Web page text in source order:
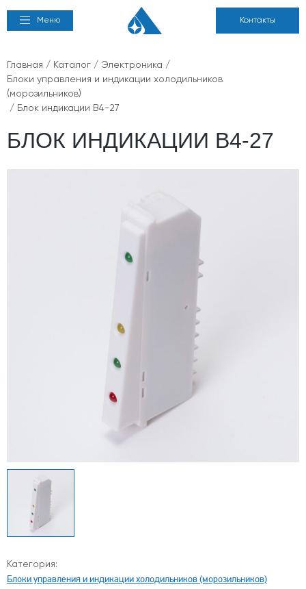
Меню Контакты
Главная / Каталог / Электроника /
Блоки управления и индикации холодильников
(морозильников)
/ Блок индикации В4-27
БЛОК ИНДИКАЦИИ В4-27
Категория:
Блоки управления и индикации холодильников (морозильников)